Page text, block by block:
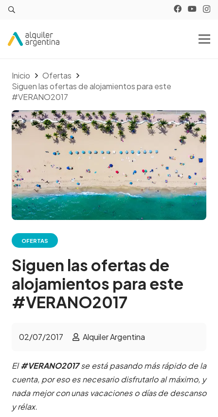
Inicio
Ofertas
Siguen las ofertas de alojamientos para este
#VERANO2017
OFERTAS
Siguen las ofertas de
alojamientos para este
#VERANO2017
02/07/2017 Alquiler Argentina
El#VERANO2017se está pasando más rápido de la
cuenta, por eso es necesario disfrutarlo al máximo, y
nada mejor con unas vacaciones o días de descanso
y rélax.